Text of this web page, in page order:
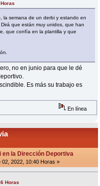
la semana de un derbi y estando en
que están muy unidos, que han
que confía en la plantilla y que
no en junio para que le dé
Es más su trabajo es
En línea
en la Dirección Deportiva
02, 2022, 10:40 Horas »
Horas